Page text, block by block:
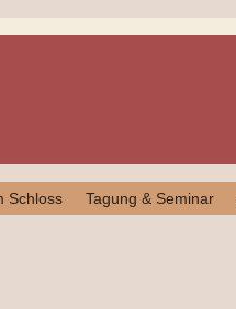
Schloss Tagung & Seminar